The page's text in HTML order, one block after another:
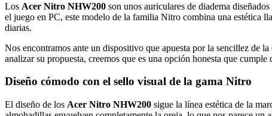
Los Acer Nitro NHW200 son unos auriculares de diadema
el juego en PC, este modelo de la familia Nitro combina una estética
diarias.
Nos encontramos ante un dispositivo que apuesta por la sencillez de la
analizar su propuesta, creemos que es una opción honesta que
Diseño cómodo con el sello visual de la gama Nitro
El diseño de los Acer Nitro NHW200 sigue la línea estética de la